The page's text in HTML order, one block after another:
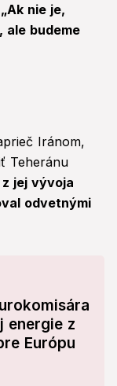
„Ak nie je,
budeme
Iránom,
Teheránu
jej vývoja
odvetnými
energie z
Európu